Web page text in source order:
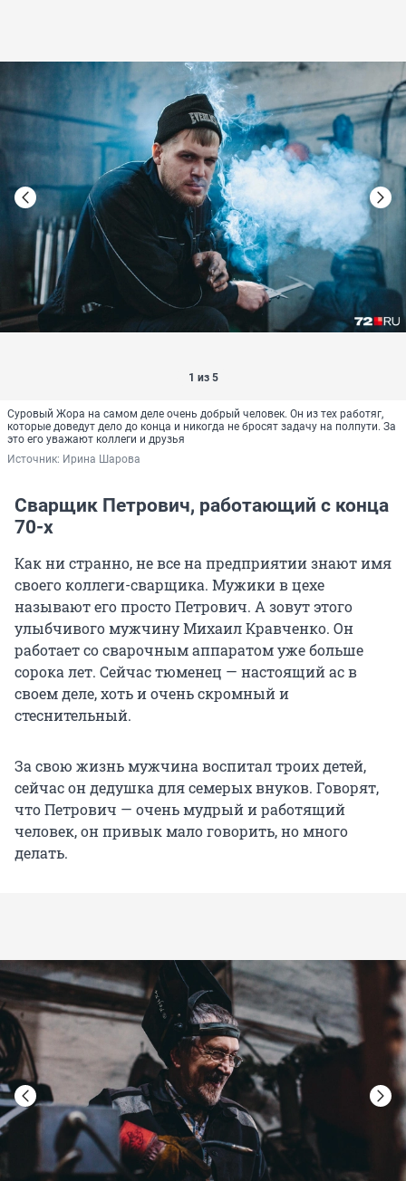
1 из 5
Суровый Жора на самом деле очень добрый человек. Он из тех работяг,
которые доведут дело до конца и никогда не бросят задачу на полпути. За
это его уважают коллеги и друзья
Источник: Ирина Шарова
Сварщик Петрович, работающий с конца
70-х
Как ни странно, не все на предприятии знают имя
своего коллеги-сварщика. Мужики в цехе
называют его просто Петрович. А зовут этого
улыбчивого мужчину Михаил Кравченко. Он
работает со сварочным аппаратом уже больше
сорока лет. Сейчас тюменец — настоящий ас в
своем деле, хоть и очень скромный и
стеснительный.
За свою жизнь мужчина воспитал троих детей,
сейчас он дедушка для семерых внуков. Говорят,
что Петрович — очень мудрый и работящий
человек, он привык мало говорить, но много
делать.